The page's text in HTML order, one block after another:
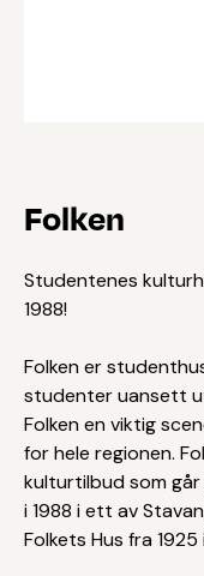
Folken
Studentenes
1988!
Folken er
studenter uansett
Folken en viktig
for hele regionen.
kulturtilbud som
i 1988 i ett av
Folkets Hus fra 1925